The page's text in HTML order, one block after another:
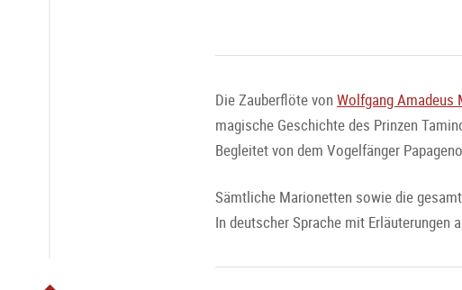
Die Zauberflöte von Wolfgang Amadeus
magische Geschichte des Prinzen
Begleitet von dem Vogelfänger
Sämtliche Marionetten sowie die
In deutscher Sprache mit Erläuterungen